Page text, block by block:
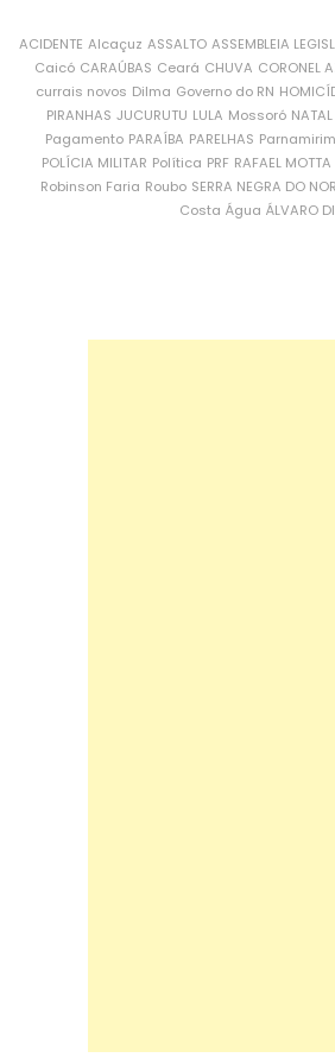
ACIDENTE Alcaçuz ASSALTO ASSEMBLEIA
Caicó CARAÚBAS Ceará CHUVA CORONEL
currais novos Dilma Governo do RN
PIRANHAS JUCURUTU LULA Mossoró NATAL
Pagamento PARAÍBA PARELHAS Parnamirim
POLÍCIA MILITAR Política PRF RAFAEL MOTTA
Robinson Faria Roubo SERRA NEGRA DO
Costa Água ÁLVARO